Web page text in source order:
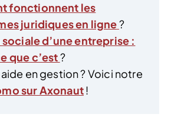
fonctionnent les
juridiques en ligne?
sociale d’une entreprise :
que c’est?
en gestion ? Voici notre
sur Axonaut!